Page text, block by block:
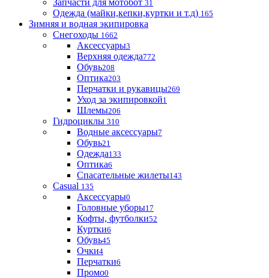
Запчасти для мотобот 31
Одежда (майки,кепки,куртки и т.д) 165
Зимняя и водная экипировка
Снегоходы 1662
Аксессуары3
Верхняя одежда772
Обувь208
Оптика203
Перчатки и рукавицы269
Уход за экипировкой1
Шлемы206
Гидроциклы 310
Водные аксессуары7
Обувь21
Одежда133
Оптика6
Спасательные жилеты143
Casual 135
Аксессуары0
Головные уборы17
Кофты, футболки52
Куртки6
Обувь45
Очки4
Перчатки6
Промо0